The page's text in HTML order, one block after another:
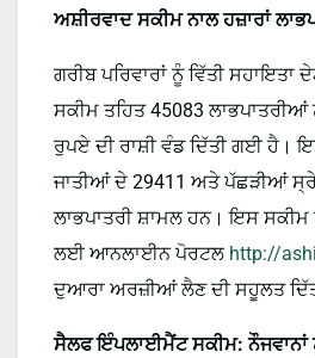
ਅਸ਼ੀਰਵਾਦ ਸਕੀਮ ਨਾਲ ਹਜ਼ਾਰਾਂ
ਗਰੀਬ ਪਰਿਵਾਰਾਂ ਨੂੰ ਵਿੱਤੀ
ਸਕੀਮ ਤਹਿਤ 45083
ਰੁਪਏ ਦੀ ਰਾਸ਼ੀ ਵੰਡ ਦਿੱਤੀ ਗਈ ਹੈ।
ਜਾਤੀਆਂ ਦੇ 29411 ਅਤੇ ਪੱਛੜੀਆਂ
ਲਾਭਪਾਤਰੀ ਸ਼ਾਮਲ ਹਨ। ਇਸ ਸਕੀਮ
ਲਈ ਆਨਲਾਈਨ ਪੋਰਟਲ http://
ਦੁਆਰਾ ਅਰਜ਼ੀਆਂ ਲੈਣ ਦੀ ਸਹੂਲਤ
ਸੈਲਫ ਇੰਪਲਾਈਮੈਂਟ ਸਕੀਮ: